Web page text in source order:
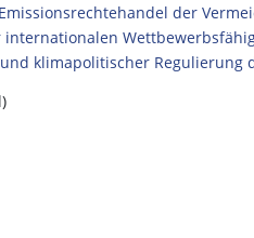
der
klimapolitischer Regulierung